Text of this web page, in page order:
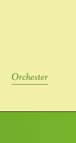
Orchester